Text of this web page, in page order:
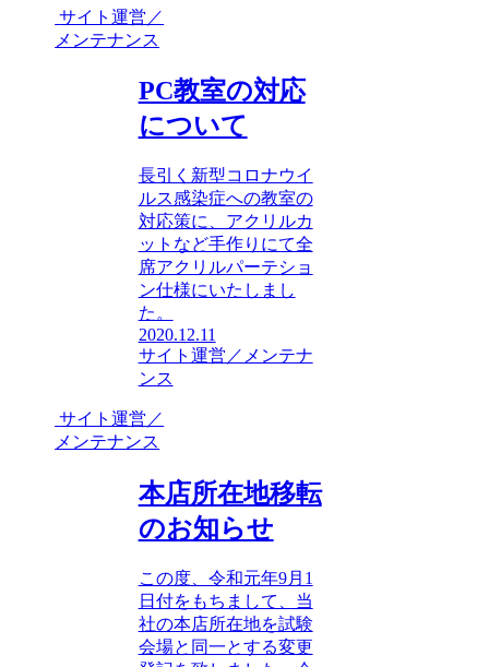
サイト運営／
メンテナンス
PC教室の対応
について
長引く新型コロナウイ
ルス感染症への教室の
対応策に、アクリルカ
ットなど手作りにて全
席アクリルパーテショ
ン仕様にいたしまし
た。
2020.12.11
サイト運営／メンテナ
ンス
サイト運営／
メンテナンス
本店所在地移転
のお知らせ
この度、令和元年9月1
日付をもちまして、当
社の本店所在地を試験
会場と同一とする変更